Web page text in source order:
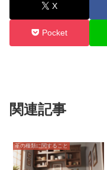
X
Pocket
関連記事
革の種類に関すること